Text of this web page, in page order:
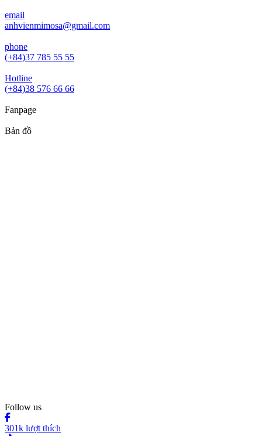
email
anhvienmimosa@gmail.com
phone
(+84)37 785 55 55
Hotline
(+84)38 576 66 66
Fanpage
Bản đồ
Follow us
301k lượt thích